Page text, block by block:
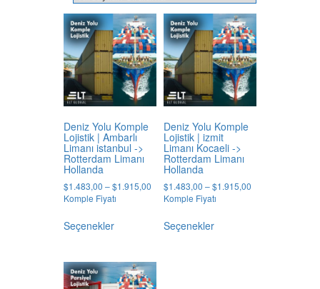
Deniz Yolu Komple
Lojistik | Ambarlı
Limanı istanbul ->
Rotterdam Limanı
Hollanda
$1.483,00 –$1.915,00 Price
range:
through
$1.915,00
Komple Fiyatı
Seçeneklerürünün
varyasyonu
var.
Deniz Yolu Komple
Lojistik | izmit
Limanı Kocaeli ->
Rotterdam Limanı
Hollanda
$1.483,00 – $1.915,00
Komple Fiyatı
Seçeneklerürünün